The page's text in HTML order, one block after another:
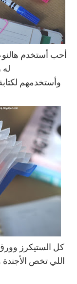
أحب أستخدم
وأستخدمهم لكتابة
كل الستيكرز
اللي تخص